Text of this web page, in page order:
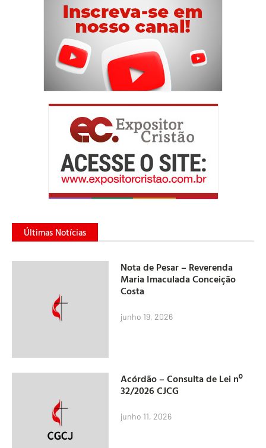
Últimas Notícias
Nota de Pesar – Reverenda
Maria Imaculada Conceição
Costa
junho 19, 2026
Acórdão – Consulta de Lei nº
32/2026 CJCG
junho 11, 2026